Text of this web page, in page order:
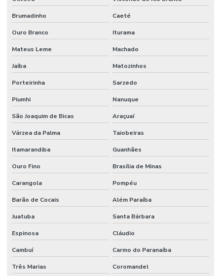
Brumadinho Caeté
Ouro Branco Iturama
Mateus Leme Machado
Jaíba Matozinhos
Porteirinha Sarzedo
Piumhi Nanuque
São Joaquim de Bicas Araçuaí
Várzea da Palma Taiobeiras
Itamarandiba Guanhães
Ouro Fino Brasília de Minas
Carangola Pompéu
Barão de Cocais Além Paraíba
Juatuba Santa Bárbara
Espinosa Cláudio
Cambuí Carmo do Paranaíba
Três Marias Coromandel